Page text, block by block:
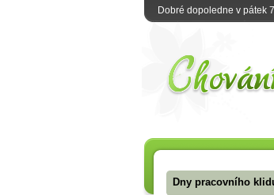
Dobré dopoledne v pátek
Dny pracovního